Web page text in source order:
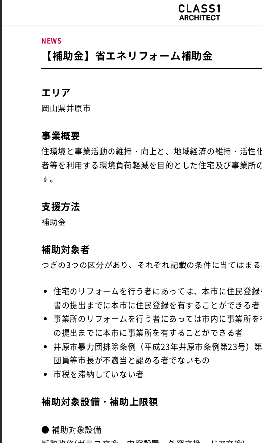
【補助金】省エネリフォーム補助金
NEWS
エリア
岡山県井原市
事業概要
住環境と事業活動の維持・向上と、地域経済の維持・活性
者等を利用する環境負荷軽減を目的とした住宅及び事業所
す。
支援方法
補助金
補助対象者
つぎの3つの区分があり、それぞれ記載の条件に当てはまる
住宅のリフォームを行う者にあっては、本市に住民登
書の提出までに本市に住民登録を有することができる者
事業所のリフォームを行う者にあっては市内に事業所
の提出までに本市に事業所を有することができる者
井原市暴力団排除条例（平成23年井原市条例第23号）
団員等市長が不適当と認める者でないもの
市税を滞納していない者
補助対象設備・補助上限額
● 補助対象設備